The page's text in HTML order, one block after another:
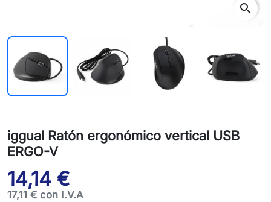
search
iggual Ratón ergonómico vertical USB
ERGO-V
14,14 €
17,11 € con I.V.A